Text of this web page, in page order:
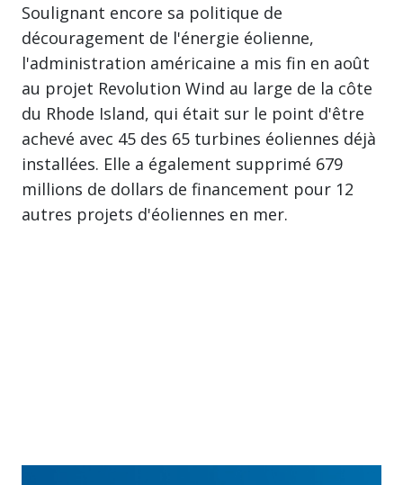
Soulignant encore sa politique de
découragement de l'énergie éolienne,
l'administration américaine a mis fin en août
au projet Revolution Wind au large de la côte
du Rhode Island, qui était sur le point d'être
achevé avec 45 des 65 turbines éoliennes déjà
installées. Elle a également supprimé 679
millions de dollars de financement pour 12
autres projets d'éoliennes en mer.